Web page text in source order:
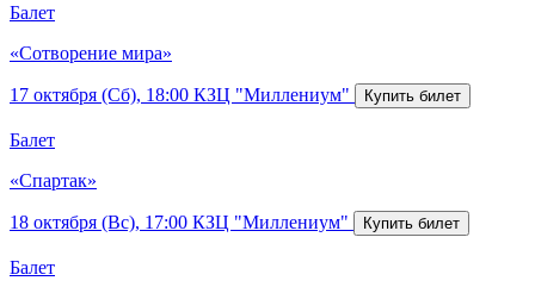
Балет
«Сотворение мира»
17 октября (Сб), 18:00 КЗЦ "Миллениум"
Балет
«Спартак»
18 октября (Вс), 17:00 КЗЦ "Миллениум"
Балет